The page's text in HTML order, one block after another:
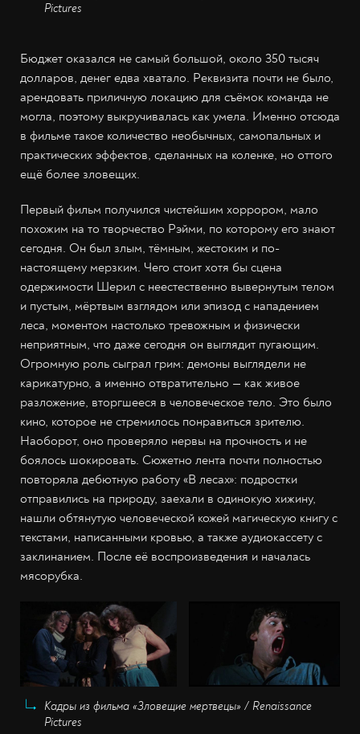
Pictures
Бюджет оказался не самый большой, около 350 тысяч
долларов, денег едва хватало. Реквизита почти не было,
арендовать приличную локацию для съёмок команда не
могла, поэтому выкручивалась как умела. Именно отсюда
в фильме такое количество необычных, самопальных и
практических эффектов, сделанных на коленке, но оттого
ещё более зловещих.
Первый фильм получился чистейшим хоррором, мало
похожим на то творчество Рэйми, по которому его знают
сегодня. Он был злым, тёмным, жестоким и по-
настоящему мерзким. Чего стоит хотя бы сцена
одержимости Шерил с неестественно вывернутым телом
и пустым, мёртвым взглядом или эпизод с нападением
леса, моментом настолько тревожным и физически
неприятным, что даже сегодня он выглядит пугающим.
Огромную роль сыграл грим: демоны выглядели не
карикатурно, а именно отвратительно — как живое
разложение, вторгшееся в человеческое тело. Это было
кино, которое не стремилось понравиться зрителю.
Наоборот, оно проверяло нервы на прочность и не
боялось шокировать. Сюжетно лента почти полностью
повторяла дебютную работу «В лесах»: подростки
отправились на природу, заехали в одинокую хижину,
нашли обтянутую человеческой кожей магическую книгу с
текстами, написанными кровью, а также аудиокассету с
заклинанием. После её воспроизведения и началась
мясорубка.
Кадры из фильма «Зловещие мертвецы» / Renaissance
Pictures